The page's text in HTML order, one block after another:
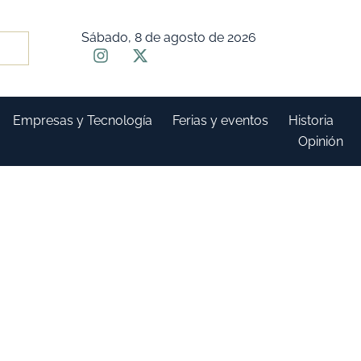
Sábado, 8 de agosto de 2026
Empresas y Tecnología Ferias y eventos
Historia
Opinión